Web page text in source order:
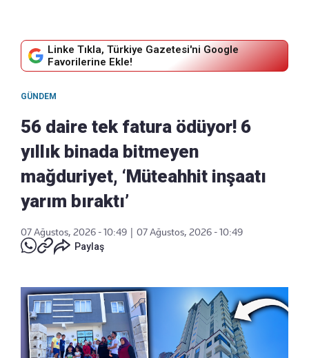
Linke Tıkla, Türkiye Gazetesi'ni Google
Favorilerine Ekle!
GÜNDEM
56 daire tek fatura ödüyor! 6
yıllık binada bitmeyen
mağduriyet, ‘Müteahhit inşaatı
yarım bıraktı’
07 Ağustos, 2026 - 10:49
07 Ağustos, 2026 - 10:49
Paylaş